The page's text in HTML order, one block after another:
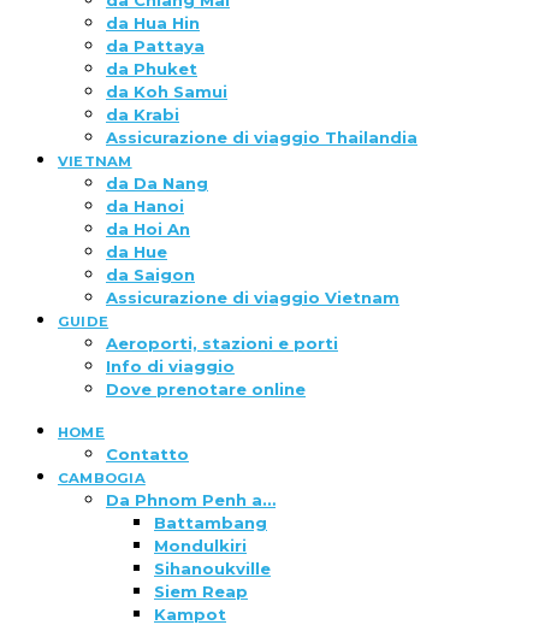
da Hua Hin
da Pattaya
da Phuket
da Koh Samui
da Krabi
Assicurazione di viaggio Thailandia
VIETNAM
da Da Nang
da Hanoi
da Hoi An
da Hue
da Saigon
Assicurazione di viaggio Vietnam
GUIDE
Aeroporti, stazioni e porti
Info di viaggio
Dove prenotare online
HOME
Contatto
CAMBOGIA
Da Phnom Penh a…
Battambang
Mondulkiri
Sihanoukville
Siem Reap
Kampot